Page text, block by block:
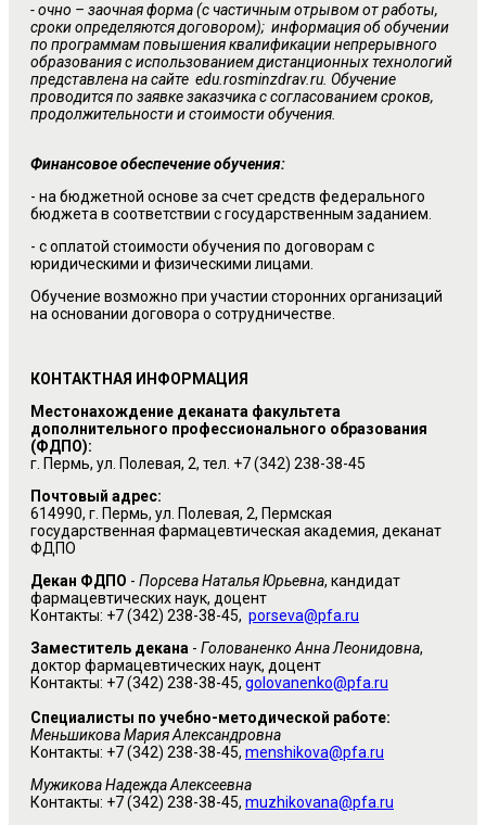
- очно – заочная форма (с частичным отрывом от работы,
сроки определяются договором); информация об обучении
по программам повышения квалификации непрерывного
образования с использованием дистанционных технологий
представлена на сайте edu.rosminzdrav.ru. Обучение
проводится по заявке заказчика с согласованием сроков,
продолжительности и стоимости обучения.
Финансовое обеспечение обучения:
- на бюджетной основе за счет средств федерального
бюджета в соответствии с государственным заданием.
- с оплатой стоимости обучения по договорам с
юридическими и физическими лицами.
Обучение возможно при участии сторонних организаций
на основании договора о сотрудничестве.
КОНТАКТНАЯ ИНФОРМАЦИЯ
Местонахождение деканата факультета
дополнительного профессионального образования
(ФДПО):
г. Пермь, ул. Полевая, 2, тел. +7 (342) 238-38-45
Почтовый адрес:
614990, г. Пермь, ул. Полевая, 2, Пермская
государственная фармацевтическая академия, деканат
ФДПО
Декан ФДПО - Порсева Наталья Юрьевна, кандидат
фармацевтических наук, доцент
Контакты: +7 (342) 238-38-45, porseva@pfa.ru
Заместитель декана - Голованенко Анна Леонидовна,
доктор фармацевтических наук, доцент
Контакты: +7 (342) 238-38-45, golovanenko@pfa.ru
Специалисты по учебно-методической работе:
Меньшикова Мария Александровна
Контакты: +7 (342) 238-38-45, menshikova@pfa.ru
Мужикова Надежда Алексеевна
Контакты: +7 (342) 238-38-45, muzhikovana@pfa.ru